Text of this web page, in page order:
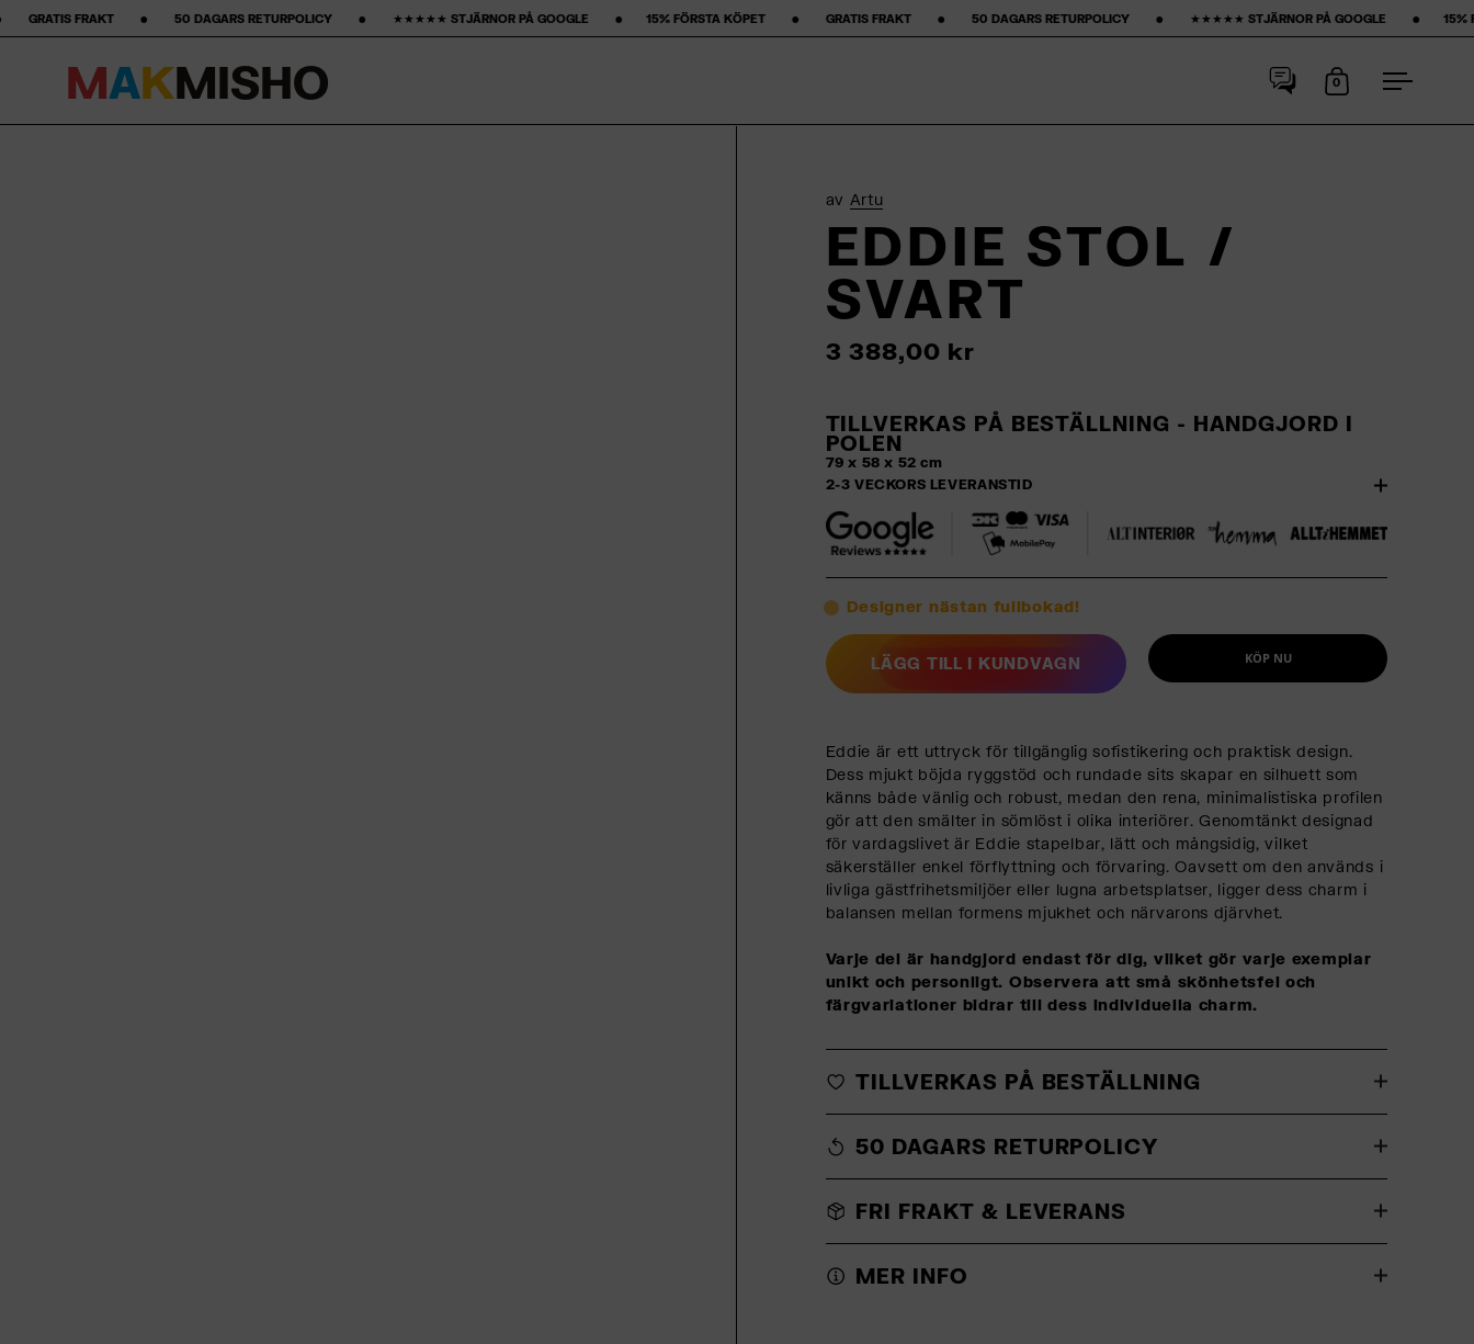
50 DAGARS RETURPOLICY ‎ ‎ ‎ ‎ ‎ ‎ ‎ •‎ ‎ ‎ ‎ ‎ ‎ ‎ ‎ ★★★★★ STJÄRNOR PÅ GOOGLE ‎ ‎ ‎ ‎ ‎ ‎ ‎ •‎ ‎ ‎ ‎ ‎ ‎ ‎ ‎15% FÖRSTA KÖPET‎ ‎ ‎ ‎ ‎ ‎ ‎ ‎ •‎ ‎ ‎ ‎ ‎ ‎ ‎ ‎ GRATIS FRAKT ‎ ‎ ‎ ‎ ‎ ‎ ‎ •‎ ‎ ‎ ‎ ‎ ‎ ‎ ‎ 50 DAGARS RETURPOLICY ‎ ‎ ‎ ‎ ‎ ‎ ‎ •‎ ‎ ‎ ‎ ‎ ‎ ‎ ‎ ★★★★★ STJÄRNOR PÅ GOOGLE ‎ ‎ ‎ ‎ ‎ ‎ ‎ •‎ 15% FÖRSTA KÖPET‎
MAKMISHO Öppna kundvagn
0
Öppna
av Artu
EDDIE STOL /
SVART
3 388,00 kr
TILLVERKAS PÅ BESTÄLLNING - HANDGJORD I
POLEN
79 x 58 x 52 cm
2-3 VECKORS LEVERANSTID
Designer nästan fullbokad!
LÄGG TILL I KUNDVAGN KÖP NU
Eddie är ett uttryck för tillgänglig sofistikering och praktisk design.
Dess mjukt böjda ryggstöd och rundade sits skapar en silhuett som
känns både vänlig och robust, medan den rena, minimalistiska profilen
gör att den smälter in sömlöst i olika interiörer. Genomtänkt designad
för vardagslivet är Eddie stapelbar, lätt och mångsidig, vilket
säkerställer enkel förflyttning och förvaring. Oavsett om den används i
livliga gästfrihetsmiljöer eller lugna arbetsplatser, ligger dess charm i
balansen mellan formens mjukhet och närvarons djärvhet.
Varje del är handgjord endast för dig, vilket gör varje exemplar
unikt och personligt. Observera att små skönhetsfel och
färgvariationer bidrar till dess individuella charm.
TILLVERKAS PÅ BESTÄLLNING
50 DAGARS RETURPOLICY
FRI FRAKT & LEVERANS
MER INFO